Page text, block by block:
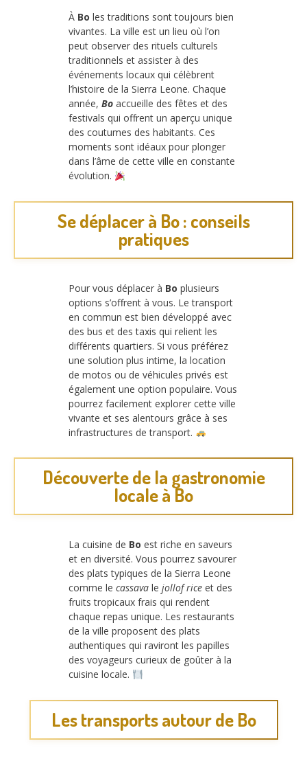
À Bo les traditions sont toujours bien
vivantes. La ville est un lieu où l’on
peut observer des rituels culturels
traditionnels et assister à des
événements locaux qui célèbrent
l’histoire de la Sierra Leone. Chaque
année, Bo accueille des fêtes et des
festivals qui offrent un aperçu unique
des coutumes des habitants. Ces
moments sont idéaux pour plonger
dans l’âme de cette ville en constante
évolution.
Se déplacer à Bo : conseils
pratiques
Pour vous déplacer à Bo plusieurs
options s’offrent à vous. Le transport
en commun est bien développé avec
des bus et des taxis qui relient les
différents quartiers. Si vous préférez
une solution plus intime, la location
de motos ou de véhicules privés est
également une option populaire. Vous
pourrez facilement explorer cette ville
vivante et ses alentours grâce à ses
infrastructures de transport.
Découverte de la gastronomie
locale à Bo
La cuisine de Bo est riche en saveurs
et en diversité. Vous pourrez savourer
des plats typiques de la Sierra Leone
comme le cassava le jollof rice et des
fruits tropicaux frais qui rendent
chaque repas unique. Les restaurants
de la ville proposent des plats
authentiques qui raviront les papilles
des voyageurs curieux de goûter à la
cuisine locale.
Les transports autour de Bo